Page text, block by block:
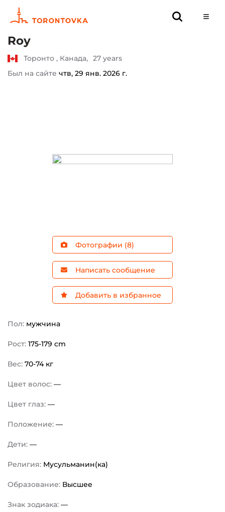
Roy
Торонто , Канада, 27 years
Был на сайте чтв, 29 янв. 2026 г.
Фотографии (8)
Написать сообщение
Добавить в избранное
Пол: мужчина
Рост: 175-179 cm
Вес: 70-74 кг
Цвет волос: —
Цвет глаз: —
Положение: —
Дети: —
Религия: Мусульманин(ка)
Образование: Высшее
Знак зодиака: —